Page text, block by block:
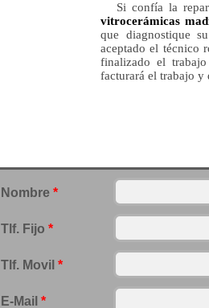
Si confía la
vitrocerámicas
que diagnostique
aceptado el técnico
finalizado el
facturará el trabajo y
Nombre *
Tlf. Fijo *
Tlf. Movil *
E-Mail *